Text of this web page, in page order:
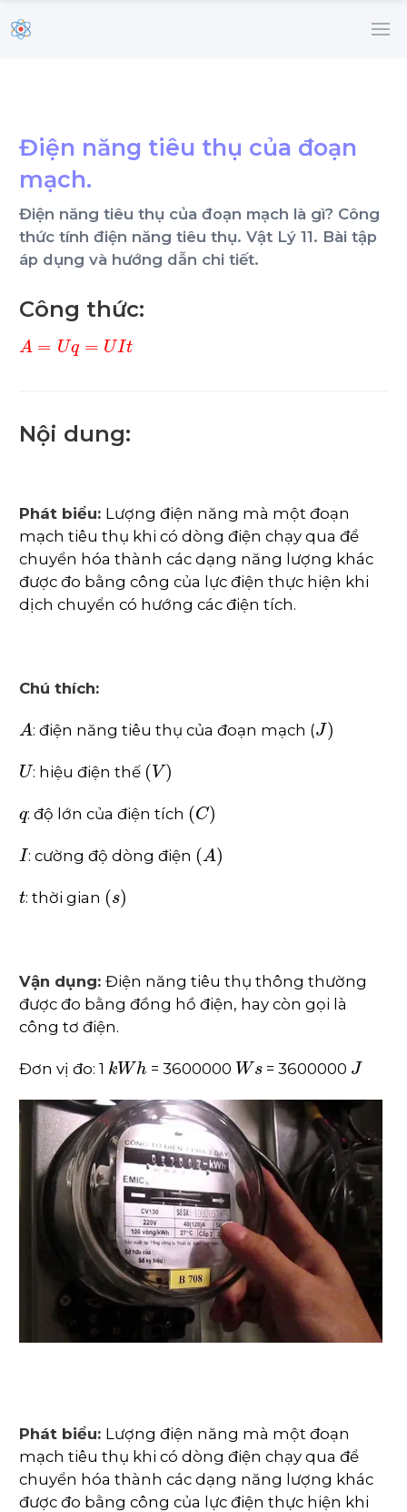
Điện năng tiêu thụ của đoạn
mạch.
Điện năng tiêu thụ của đoạn mạch là gì? Công
thức tính điện năng tiêu thụ. Vật Lý 11. Bài tập
áp dụng và hướng dẫn chi tiết.
Công thức:
A q=
Nội dung:
Phát biểu: Lượng điện năng mà một đoạn
mạch tiêu thụ khi có dòng điện chạy qua để
chuyển hóa thành các dạng năng lượng khác
được đo bằng công của lực điện thực hiện khi
dịch chuyển có hướng các điện tích.
Chú thích:
A: điện năng tiêu thụ của đoạn mạch ( J)
U: hiệu điện thế (V)
: độ lớn của điện tích (C)
I : cường độ dòng điện (A)
t: thời gian (s )
Vận dụng: Điện năng tiêu thụ thông thường
được đo bằng đồng hồ điện, hay còn gọi là
công tơ điện.
Đơn vị đo: 1 kWh = 3600000 Ws = 3600000 J
Phát biểu: Lượng điện năng mà một đoạn
mạch tiêu thụ khi có dòng điện chạy qua để
chuyển hóa thành các dạng năng lượng khác
được đo bằng công của lực điện thực hiện khi